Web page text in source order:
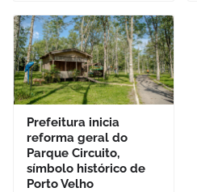
Prefeitura inicia
reforma geral do
Parque Circuito,
símbolo histórico de
Porto Velho